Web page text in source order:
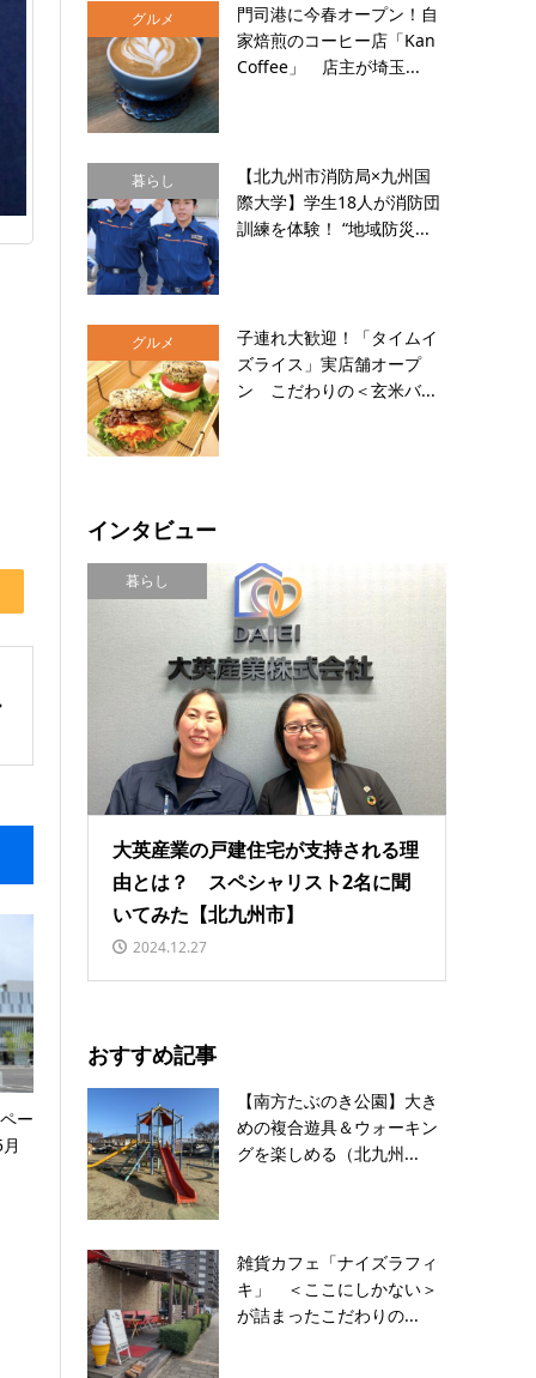
ー
グルメ
門司港に今春オープン！自
家焙煎のコーヒー店「Kan
Coffee」 店主が埼玉...
暮らし
【北九州市消防局×九州国
際大学】学生18人が消防団
訓練を体験！ “地域防災...
グルメ
子連れ大歓迎！「タイムイ
ズライス」実店舗オープ
ン こだわりの＜玄米バ...
インタビュー
暮らし
大英産業の戸建住宅が支持される理
由とは？ スペシャリスト2名に聞
いてみた【北九州市】
2024.12.27
おすすめ記事
【南方たぶのき公園】大き
めの複合遊具＆ウォーキン
グを楽しめる（北九州...
雑貨カフェ「ナイズラフィ
キ」 ＜ここにしかない＞
が詰まったこだわりの...